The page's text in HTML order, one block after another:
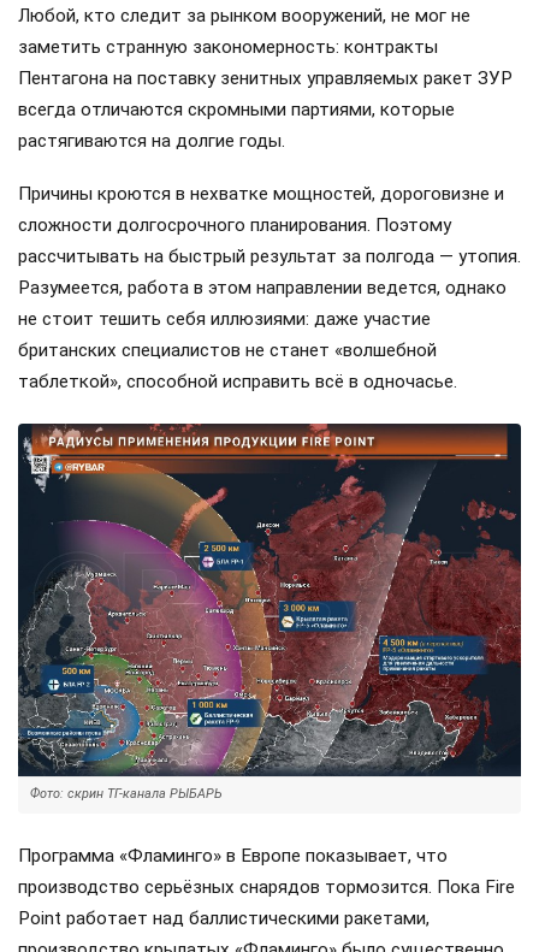
Любой, кто следит за рынком вооружений, не мог не
заметить странную закономерность: контракты
Пентагона на поставку зенитных управляемых ракет ЗУР
всегда отличаются скромными партиями, которые
растягиваются на долгие годы.
Причины кроются в нехватке мощностей, дороговизне и
сложности долгосрочного планирования. Поэтому
рассчитывать на быстрый результат за полгода — утопия.
Разумеется, работа в этом направлении ведется, однако
не стоит тешить себя иллюзиями: даже участие
британских специалистов не станет «волшебной
таблеткой», способной исправить всё в одночасье.
Фото: скрин ТГ-канала РЫБАРЬ
Программа «Фламинго» в Европе показывает, что
производство серьёзных снарядов тормозится. Пока Fire
Point работает над баллистическими ракетами,